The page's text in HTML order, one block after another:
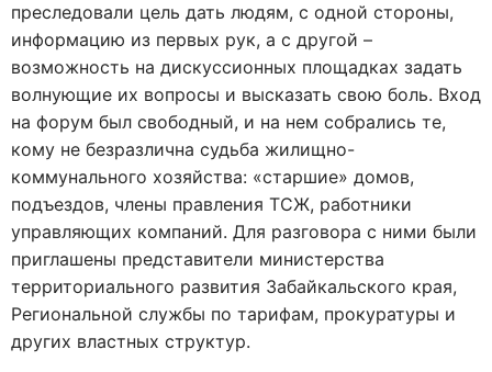
преследовали цель дать людям, с одной стороны,
информацию из первых рук, а с другой –
возможность на дискуссионных площадках задать
волнующие их вопросы и высказать свою боль. Вход
на форум был свободный, и на нем собрались те,
кому не безразлична судьба жилищно-
коммунального хозяйства: «старшие» домов,
подъездов, члены правления ТСЖ, работники
управляющих компаний. Для разговора с ними были
приглашены представители министерства
территориального развития Забайкальского края,
Региональной службы по тарифам, прокуратуры и
других властных структур.